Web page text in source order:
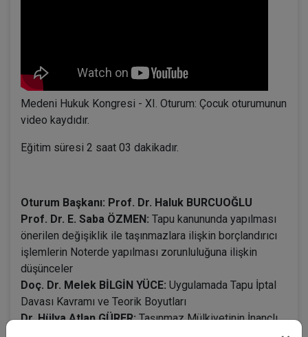
Medeni Hukuk Kongresi - XI. Oturum: Çocuk oturumunun
video kaydıdır.
Eğitim süresi 2 saat 03 dakikadır.
Oturum Başkanı: Prof. Dr. Haluk BURCUOĞLU
Prof. Dr. E. Saba ÖZMEN: Tapu kanununda yapılması
önerilen değişiklik ile taşınmazlara ilişkin borçlandırıcı
işlemlerin Noterde yapılması zorunluluğuna ilişkin
düşünceler
Doç. Dr. Melek BİLGİN YÜCE: Uygulamada Tapu İptal
Davası Kavramı ve Teorik Boyutları
Dr. Hülya Atlan GÜRER:Taşınmaz Mülkiyetinin İnançlı